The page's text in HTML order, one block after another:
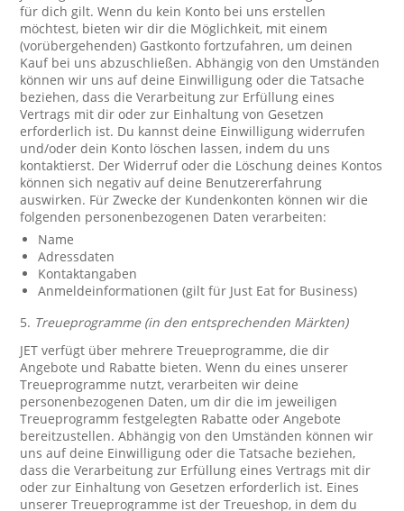
für dich gilt. Wenn du kein Konto bei uns erstellen
möchtest, bieten wir dir die Möglichkeit, mit einem
(vorübergehenden) Gastkonto fortzufahren, um deinen
Kauf bei uns abzuschließen. Abhängig von den Umständen
können wir uns auf deine Einwilligung oder die Tatsache
beziehen, dass die Verarbeitung zur Erfüllung eines
Vertrags mit dir oder zur Einhaltung von Gesetzen
erforderlich ist. Du kannst deine Einwilligung widerrufen
und/oder dein Konto löschen lassen, indem du uns
kontaktierst. Der Widerruf oder die Löschung deines Kontos
können sich negativ auf deine Benutzererfahrung
auswirken. Für Zwecke der Kundenkonten können wir die
folgenden personenbezogenen Daten verarbeiten:
Name
Adressdaten
Kontaktangaben
Anmeldeinformationen (gilt für Just Eat for Business)
5. Treueprogramme (in den entsprechenden Märkten)
JET verfügt über mehrere Treueprogramme, die dir
Angebote und Rabatte bieten. Wenn du eines unserer
Treueprogramme nutzt, verarbeiten wir deine
personenbezogenen Daten, um dir die im jeweiligen
Treueprogramm festgelegten Rabatte oder Angebote
bereitzustellen. Abhängig von den Umständen können wir
uns auf deine Einwilligung oder die Tatsache beziehen,
dass die Verarbeitung zur Erfüllung eines Vertrags mit dir
oder zur Einhaltung von Gesetzen erforderlich ist. Eines
unserer Treueprogramme ist der Treueshop, in dem du